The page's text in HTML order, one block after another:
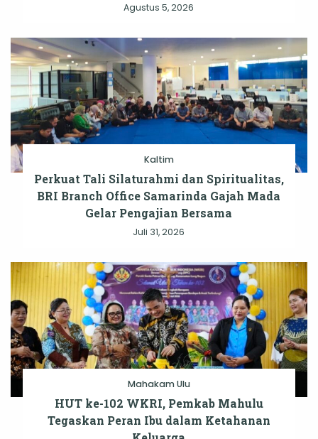
Agustus 5, 2026
Kaltim
Perkuat Tali Silaturahmi dan Spiritualitas,
BRI Branch Office Samarinda Gajah Mada
Gelar Pengajian Bersama
Juli 31, 2026
Mahakam Ulu
HUT ke-102 WKRI, Pemkab Mahulu
Tegaskan Peran Ibu dalam Ketahanan